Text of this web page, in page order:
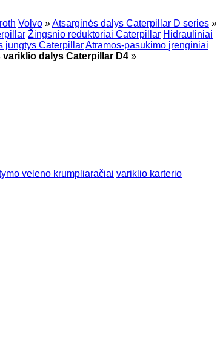
Volvo »Atsarginės dalys Caterpillar D series »
Žingsnio reduktoriai Caterpillar Hidrauliniai
jungtys CaterpillarAtramos-pasukimo įrenginiai
dalys Caterpillar D4 »
veleno krumpliaračiai variklio karterio